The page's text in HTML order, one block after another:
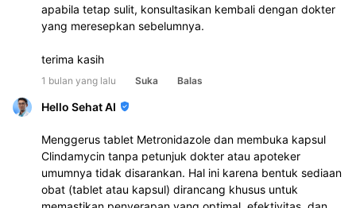
apabila tetap sulit, konsultasikan kembali dengan dokter
yang meresepkan sebelumnya.
terima kasih
1 bulan yang lalu Suka Balas
Hello Sehat AI
Menggerus tablet Metronidazole dan membuka kapsul
Clindamycin tanpa petunjuk dokter atau apoteker
umumnya tidak disarankan. Hal ini karena bentuk sediaan
obat (tablet atau kapsul) dirancang khusus untuk